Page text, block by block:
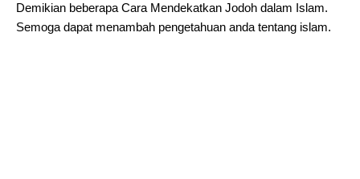
Demikian beberapa Cara Mendekatkan Jodoh dalam Islam.
Semoga dapat menambah pengetahuan anda tentang islam.